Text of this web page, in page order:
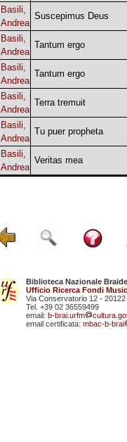
Basili,
Andrea
Suscepimus Deus
Basili,
Andrea
Tantum ergo
Basili,
Andrea
Tantum ergo
Basili,
Andrea
Terra tremuit
Basili,
Andrea
Tu puer propheta
Basili,
Andrea
Veritas mea
Biblioteca Nazionale
Ufficio Ricerca Fondi
Via Conservatorio 12 - 20122
Tel. +39 02 36559499
email: b-brai.urfm
email certificata: mbac-b-brai